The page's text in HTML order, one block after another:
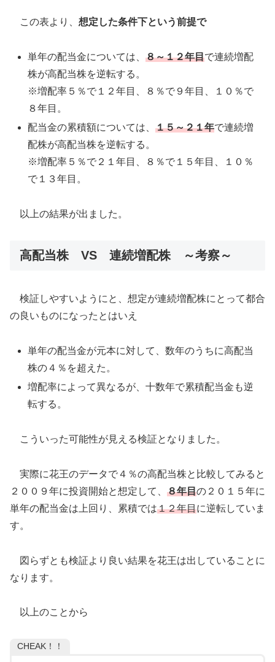
この表より、 想定した条件下という前提で
単年の配当金については、８～１２年目で連続増配
株が高配当株を逆転する。
※増配率５％で１２年目、８％で９年目、１０％で
８年目。
配当金の累積額については、１５～２１年で連続増
配株が高配当株を逆転する。
※増配率５％で２１年目、８％で１５年目、１０％
で１３年目。
以上の結果が出ました。
高配当株 VS 連続増配株 ～考察～
検証しやすいようにと、想定が連続増配株にとって都合
の良いものになったとはいえ
単年の配当金が元本に対して、数年のうちに高配当
株の４％を超えた。
増配率によって異なるが、十数年で累積配当金も逆
転する。
こういった可能性が見える検証となりました。
実際に花王のデータで４％の高配当株と比較してみると
２００９年に投資開始と想定して、 ８年目の２０１５年に
単年の配当金は上回り、累積では１２年目に逆転していま
す。
図らずとも検証より良い結果を花王は出していることに
なります。
以上のことから
CHEAK！！